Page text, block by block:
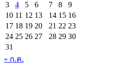
3
4 5 6 7 8
9
10 11 12 13 14 15 16
17 18 19 20 21 22 23
24 25 26 27 28 29 30
31
« ก.ค.